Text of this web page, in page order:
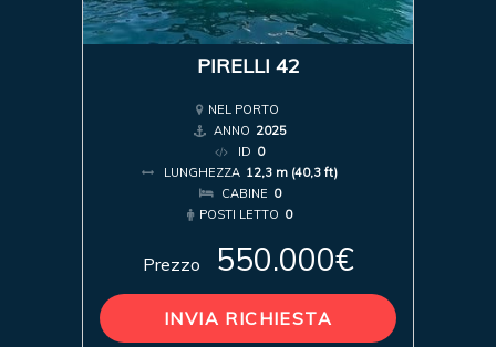
PIRELLI 42
NEL PORTO
ANNO 2025
ID 0
LUNGHEZZA 12,3 m (40,3 ft)
CABINE 0
POSTI LETTO 0
Prezzo 550.000€
INVIA RICHIESTA